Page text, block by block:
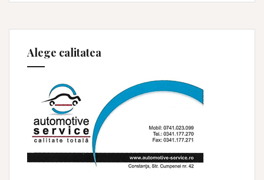
Alege calitatea